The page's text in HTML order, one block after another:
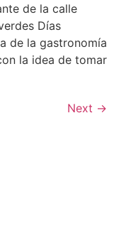
de la calle
Días
de la gastronomía
la idea de tomar
Next →